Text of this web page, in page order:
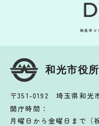
和光市役所
〒351-0192 埼玉県和光
開庁時間：
月曜日から金曜日まで（